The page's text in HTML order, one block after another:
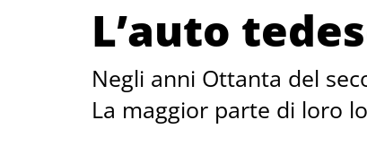
L’auto
Negli anni Ottanta del
La maggior parte di loro